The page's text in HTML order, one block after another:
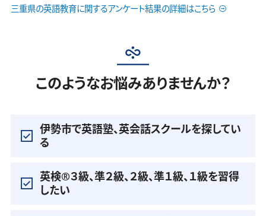
三重県の英語教育に関するアンケート結果の詳細はこちら
このようなお悩みありませんか？
伊勢市で英語塾、英会話スクールを探してい
る
英検®️３級、準２級、２級、準１級、１級を習得
したい